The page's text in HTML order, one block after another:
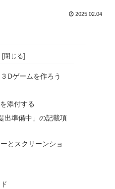
2025.02.04
Dゲームを作ろう
添付する
出準備中」の記載項
とスクリーンショ